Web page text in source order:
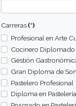
estimar
Adquirir
mínimas
Perfil de